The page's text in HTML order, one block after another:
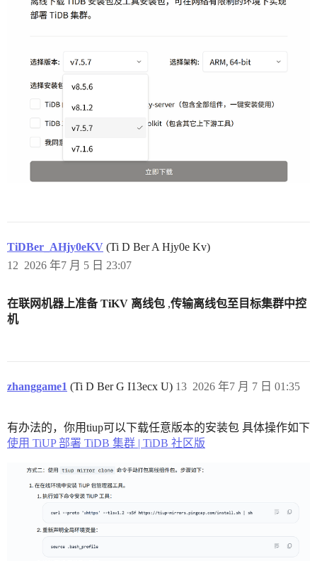
TiDBer_AHjy0eKV (Ti D Ber A Hjy0e Kv)
2026 年7 月 5 日 23:07
12
在联网机器上准备 TiKV 离线包 ,传输离线包至目标集群中控
机
zhanggame1 (Ti D Ber G I13ecx U) 2026 年7 月 7 日 01:35
13
有办法的，你用tiup可以下载任意版本的安装包 具体操作如下
使用 TiUP 部署 TiDB 集群 | TiDB 社区版